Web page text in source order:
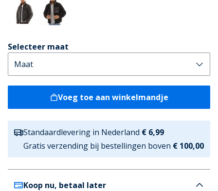
Selecteer maat
Voeg toe aan winkelmandje
Standaardlevering in Nederland € 6,99
Gratis verzending bij bestellingen boven € 100,00
Koop nu, betaal later